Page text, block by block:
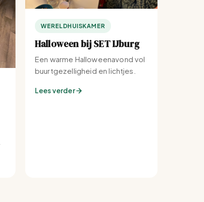
WERELDHUISKAMER
Halloween bij SET IJburg
Een warme Halloweenavond vol
buurtgezelligheid en lichtjes.
Lees verder